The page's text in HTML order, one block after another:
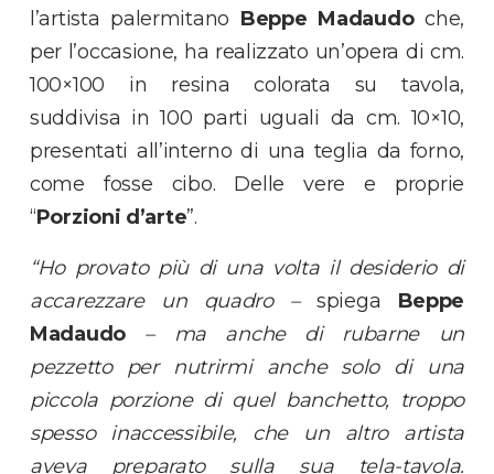
l’artista palermitano Beppe Madaudoche,
per l’occasione, ha realizzato un’opera di cm.
100×100 in resina colorata su tavola,
suddivisa in 100 parti uguali da cm. 10×10,
presentati all’interno di una teglia da forno,
come fosse cibo. Delle vere e proprie
“Porzioni d’arte”.
“Ho provato più di una volta il desiderio di
accarezzare un quadro –spiega Beppe
Madaudo– ma anche di rubarne un
pezzetto per nutrirmi anche solo di una
piccola porzione di quel banchetto, troppo
spesso inaccessibile, che un altro artista
aveva preparato sulla sua tela-tavola.